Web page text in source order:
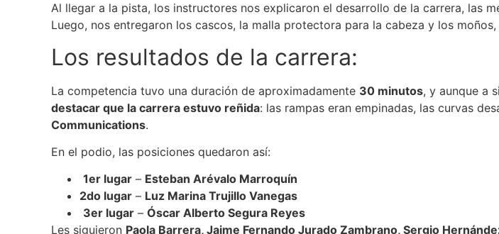
Al llegar a la pista, los instructores nos explicaron el desarrollo de la carrera, las
Luego, nos entregaron los cascos, la malla protectora para la cabeza y los
Los resultados de la carrera:
La competencia tuvo una duración de aproximadamente 30 minutos, y aunque a
destacar que la carrera estuvo reñida: las rampas eran empinadas, las curvas
Communications.
En el podio, las posiciones quedaron así:
1er lugar – Esteban Arévalo Marroquín
2do lugar – Luz Marina Trujillo Vanegas
3er lugar – Óscar Alberto Segura Reyes
Les siguieron Paola Barrera, Jaime Fernando Jurado Zambrano, Sergio